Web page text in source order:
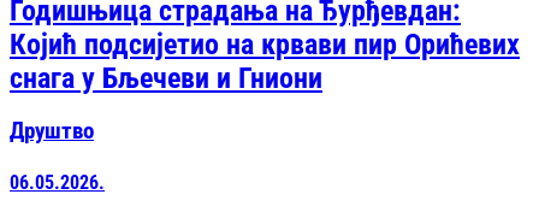
Годишњица страдања на Ђурђевдан:
Којић подсијетио на крвави пир Орићевих
снага у Бљечеви и Гниони
Друштво
06.05.2026.